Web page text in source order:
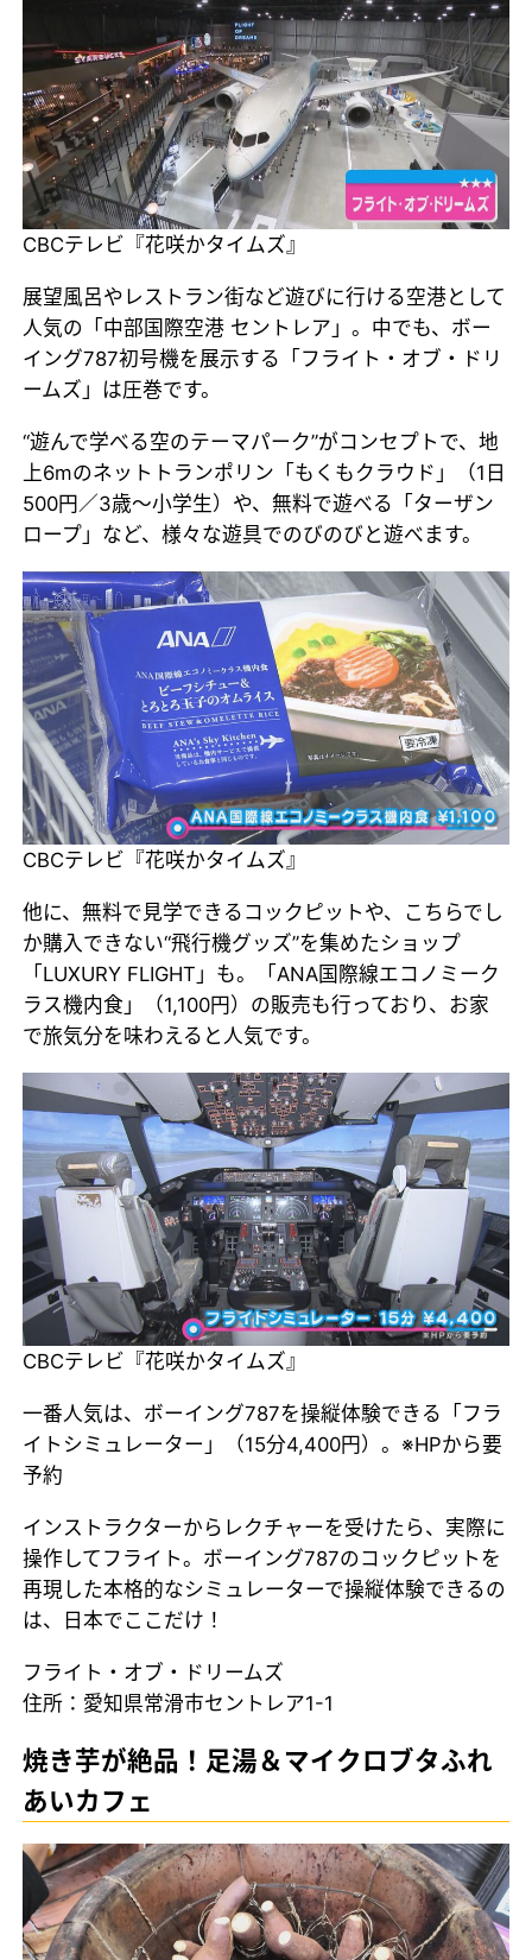
CBCテレビ『花咲かタイムズ』
展望風呂やレストラン街など遊びに行ける空港として
人気の「中部国際空港 セントレア」。中でも、ボー
イング787初号機を展示する「フライト・オブ・ドリ
ームズ」は圧巻です。
“遊んで学べる空のテーマパーク”がコンセプトで、地
上6mのネットトランポリン「もくもクラウド」（1日
500円／3歳～小学生）や、無料で遊べる「ターザン
ロープ」など、様々な遊具でのびのびと遊べます。
CBCテレビ『花咲かタイムズ』
他に、無料で見学できるコックピットや、こちらでし
か購入できない“飛行機グッズ”を集めたショップ
「LUXURY FLIGHT」も。「ANA国際線エコノミーク
ラス機内食」（1,100円）の販売も行っており、お家
で旅気分を味わえると人気です。
CBCテレビ『花咲かタイムズ』
一番人気は、ボーイング787を操縦体験できる「フラ
イトシミュレーター」（15分4,400円）。※HPから要
予約
インストラクターからレクチャーを受けたら、実際に
操作してフライト。ボーイング787のコックピットを
再現した本格的なシミュレーターで操縦体験できるの
は、日本でここだけ！
フライト・オブ・ドリームズ
住所：愛知県常滑市セントレア1-1
焼き芋が絶品！足湯＆マイクロブタふれ
あいカフェ